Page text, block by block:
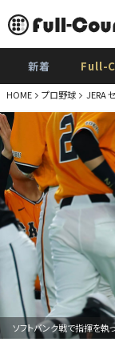
新着 Full-
HOME プロ野球 JERA
ソフトバンク戦で指揮を執